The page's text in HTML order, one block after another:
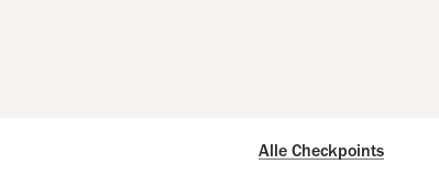
Alle Checkpoints